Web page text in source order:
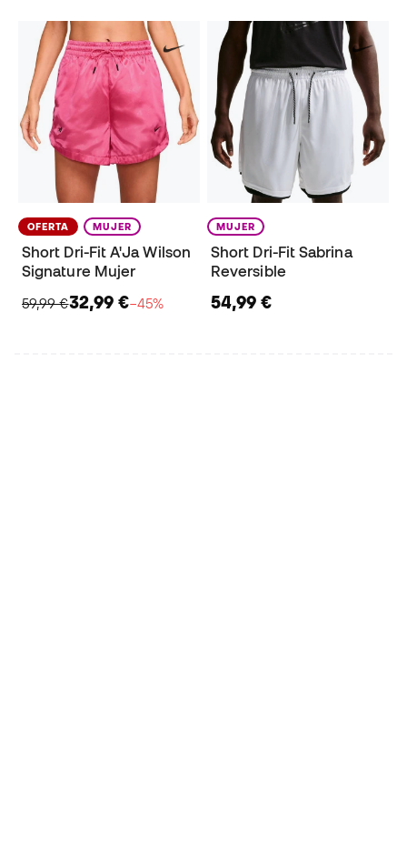
OFERTA MUJER
Short Dri-Fit A'Ja Wilson
Signature Mujer
59,99 €32,99 €−45%
MUJER
Short Dri-Fit Sabrina
Reversible
54,99 €